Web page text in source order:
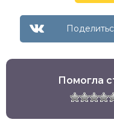
Помогла